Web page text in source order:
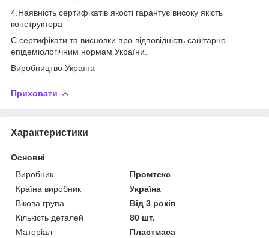
4.Наявність сертифікатів якості гарантує високу якість
конструктора
Є сертифікати та висновки про відповідність санітарно-
епідеміологічним нормам України.
Виробництво Україна
Приховати
Характеристики
Основні
Виробник
Промтекс
Країна виробник
Україна
Вікова група
Від 3 років
Кількість деталей
80 шт.
Матеріал
Пластмаса